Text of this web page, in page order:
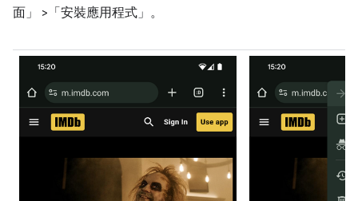
面」
>「安裝應用程式」 。